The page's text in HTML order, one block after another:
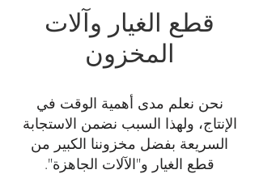
قطع الغيار وآلات
المخزون
نحن نعلم مدى أهمية الوقت في
الإنتاج، ولهذا السبب نضمن الاستجابة
السريعة بفضل مخزوننا الكبير من
قطع الغيار و"الآلات الجاهزة".